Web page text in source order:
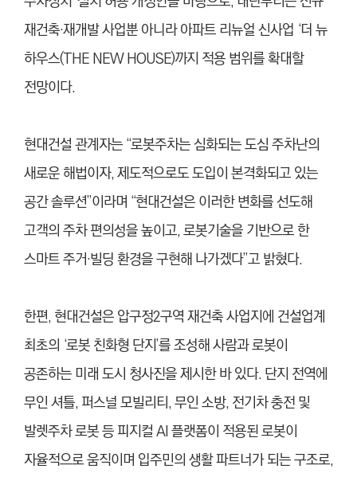
재건축·재개발 사업뿐 아니라 아파트 리뉴얼 신사업 ‘더 뉴
하우스(THE NEW HOUSE)까지 적용 범위를 확대할
전망이다.
현대건설 관계자는 “로봇주차는 심화되는 도심 주차난의
새로운 해법이자, 제도적으로도 도입이 본격화되고 있는
공간 솔루션”이라며 “현대건설은 이러한 변화를 선도해
고객의 주차 편의성을 높이고, 로봇기술을 기반으로 한
스마트 주거·빌딩 환경을 구현해 나가겠다”고 밝혔다.
한편, 현대건설은 압구정2구역 재건축 사업지에 건설업계
최초의 ‘로봇 친화형 단지’를 조성해 사람과 로봇이
공존하는 미래 도시 청사진을 제시한 바 있다. 단지 전역에
무인 셔틀, 퍼스널 모빌리티, 무인 소방, 전기차 충전 및
발렛주차 로봇 등 피지컬 AI 플랫폼이 적용된 로봇이
자율적으로 움직이며 입주민의 생활 파트너가 되는 구조로,